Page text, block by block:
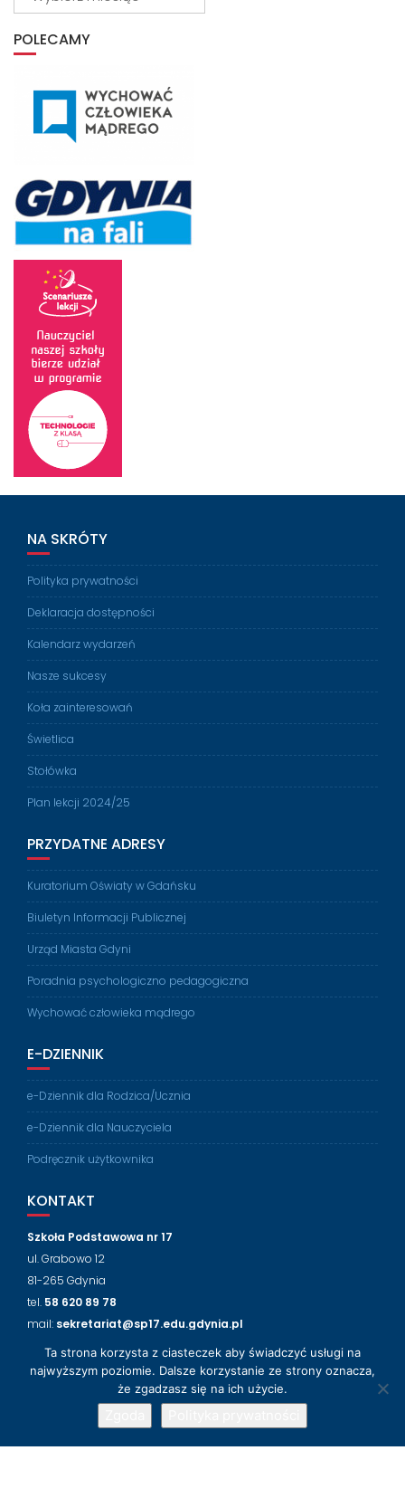
POLECAMY
NA SKRÓTY
Polityka prywatności
Deklaracja dostępności
Kalendarz wydarzeń
Nasze sukcesy
Koła zainteresowań
Świetlica
Stołówka
Plan lekcji 2024/25
PRZYDATNE ADRESY
Kuratorium Oświaty w Gdańsku
Biuletyn Informacji Publicznej
Urząd Miasta Gdyni
Poradnia psychologiczno pedagogiczna
Wychować człowieka mądrego
E-DZIENNIK
e-Dziennik dla Rodzica/Ucznia
e-Dziennik dla Nauczyciela
Podręcznik użytkownika
KONTAKT
Szkoła Podstawowa nr 17
ul. Grabowo 12
81-265 Gdynia
tel. 58 620 89 78
mail: sekretariat@sp17.edu.gdynia.pl
NASZ FACEBOOK
Ta strona korzysta z ciasteczek aby świadczyć usługi na
najwyższym poziomie. Dalsze korzystanie ze strony oznacza,
że zgadzasz się na ich użycie.